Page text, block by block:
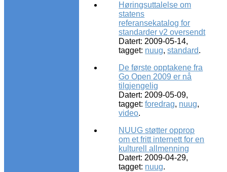
Høringsuttalelse om
statens
referansekatalog for
standarder v2 oversendt
Datert: 2009-05-14,
tagget: nuug,standard.
De første opptakene fra
Go Open 2009 er nå
tilgjengelig
Datert: 2009-05-09,
tagget:foredrag, nuug,
video.
NUUG støtter opprop
om et fritt internett for en
kulturell allmenning
Datert: 2009-04-29,
tagget: nuug.